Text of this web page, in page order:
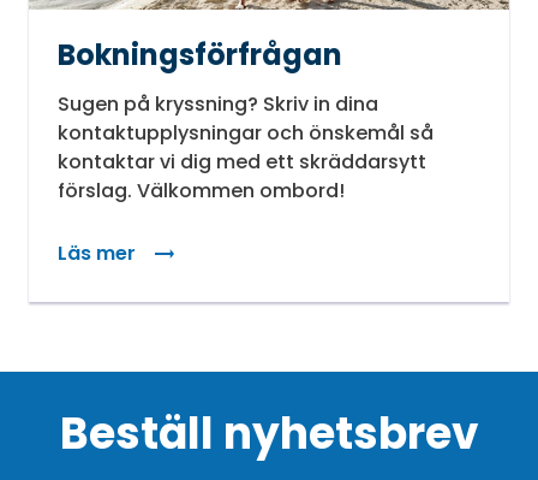
Bokningsförfrågan
Sugen på kryssning? Skriv in dina
kontaktupplysningar och önskemål så
kontaktar vi dig med ett skräddarsytt
förslag. Välkommen ombord!
Läs mer
Beställ nyhetsbrev